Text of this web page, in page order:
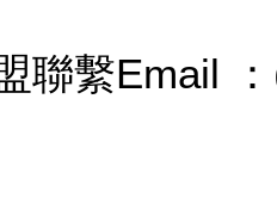
聯繫Email